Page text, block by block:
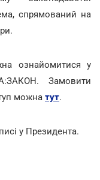
спрямований на
ознайомитися у
Замовити
можна тут.
у Президента.